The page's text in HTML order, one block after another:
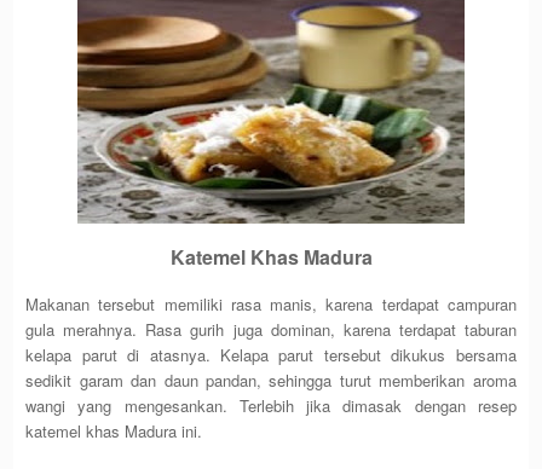
Katemel Khas Madura
Makanan tersebut memiliki rasa manis, karena terdapat campuran
gula merahnya. Rasa gurih juga dominan, karena terdapat taburan
kelapa parut di atasnya. Kelapa parut tersebut dikukus bersama
sedikit garam dan daun pandan, sehingga turut memberikan aroma
wangi yang mengesankan. Terlebih jika dimasak dengan resep
katemel khas Madura ini.